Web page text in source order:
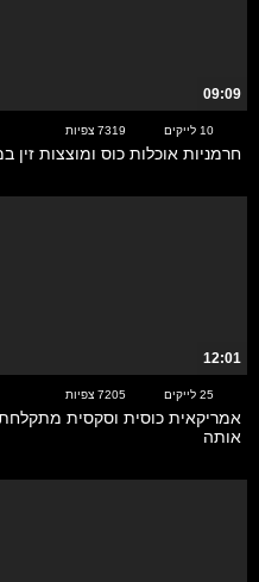
09:09
10 לייקים 7319 צפיות
חרמניות אוכלות כוס ומוצצות זין
12:01
25 לייקים 7205 צפיות
אמריקאית כוסית וסקסית
אותה